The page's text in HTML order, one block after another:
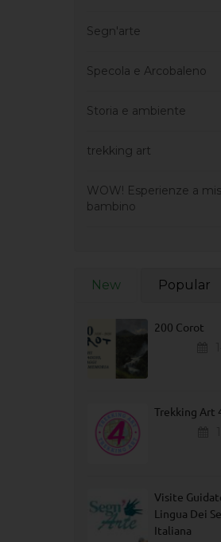
Segn'arte
Specola e Arcobaleno
Storia e ambiente
trekking art
WOW! Esperienze a
bambino
New Popular
200 Corot
Trekking Art
Visite
Lingua Dei
Italiana